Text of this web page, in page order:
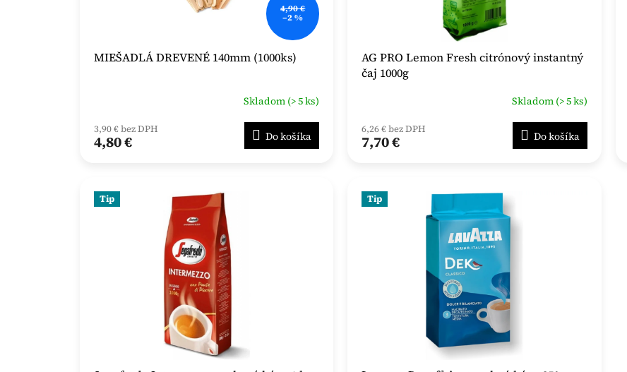
4,90 €
–2 %
MIEŠADLÁ DREVENÉ 140mm (1000ks)
Skladom (> 5 ks)
3,90 € bez DPH
4,80 € Do košíka
AG PRO Lemon Fresh citrónový instantný
čaj 1000g
Skladom (> 5 ks)
6,26 € bez DPH
7,70 € Do košíka
Tip Tip